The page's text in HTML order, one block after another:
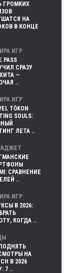
ГРОМКИХ
НА
В КОНЦЕ
ИГР
PASS
СРАЗУ
—
..
ИГР
TŌKON
SOULS:
ЛЕТА ..
СРАВНЕНИЕ
..
ИГР
В 2026:
КОГДА ..
НА
В 2026
7 ..